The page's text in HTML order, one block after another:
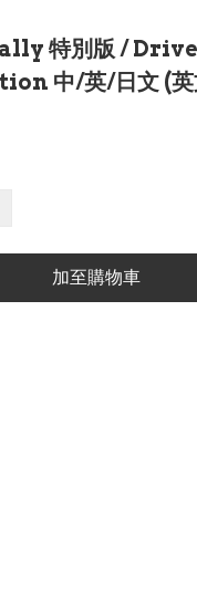
特別版 /
中/英/日文 (英
加至購物車